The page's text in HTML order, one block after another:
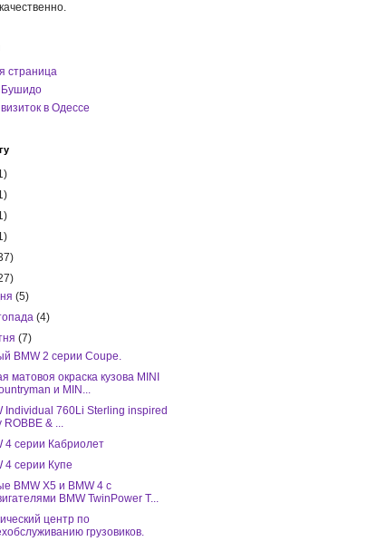
страница
Бушидо
в Одессе
(5)
(4)
(7)
BMW 2 серии Coupe.
матовоя окраска кузова MINI
и MIN...
Individual 760Li Sterling inspired
ROBBE & ...
4 серии Кабриолет
4 серии Купе
BMW X5 и BMW 4 с
BMW TwinPower T...
центр по
грузовиков.